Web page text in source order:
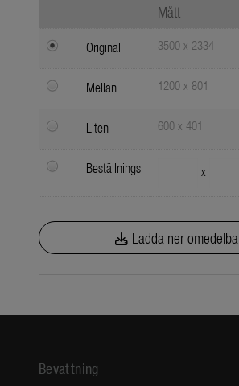
Mått
Original 3500 x 2334
Mellan 1200 x 801
Liten 600 x 401
Beställnings x
Ladda ner
Bevattning